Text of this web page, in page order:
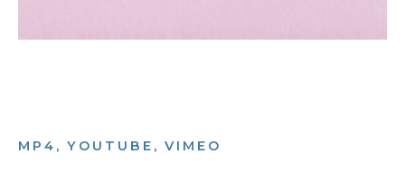
MP4, YOUTUBE, VIMEO